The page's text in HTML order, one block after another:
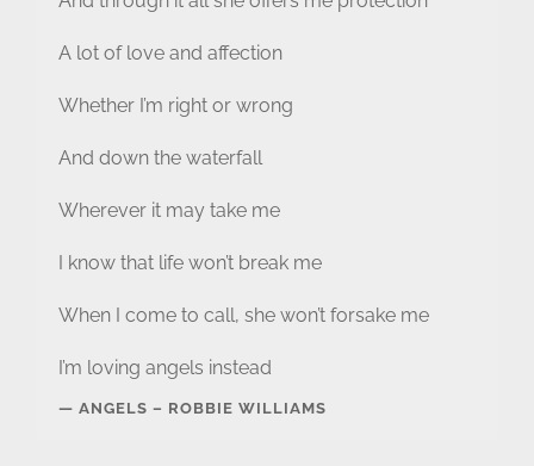
A lot of love and affection
Whether I’m right or wrong
And down the waterfall
Wherever it may take me
I know that life won’t break me
When I come to call, she won’t forsake me
I’m loving angels instead
ANGELS – ROBBIE WILLIAMS